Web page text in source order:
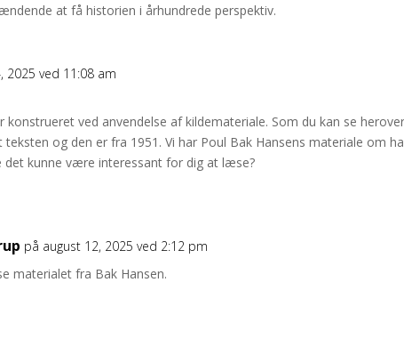
at få historien i århundrede perspektiv.
2025 ved 11:08 am
konstrueret ved anvendelse af kildemateriale. Som du kan se
og den er fra 1951. Vi har Poul Bak Hansens materiale om
det kunne være interessant for dig at læse?
på august 12, 2025 ved 2:12 pm
materialet fra Bak Hansen.